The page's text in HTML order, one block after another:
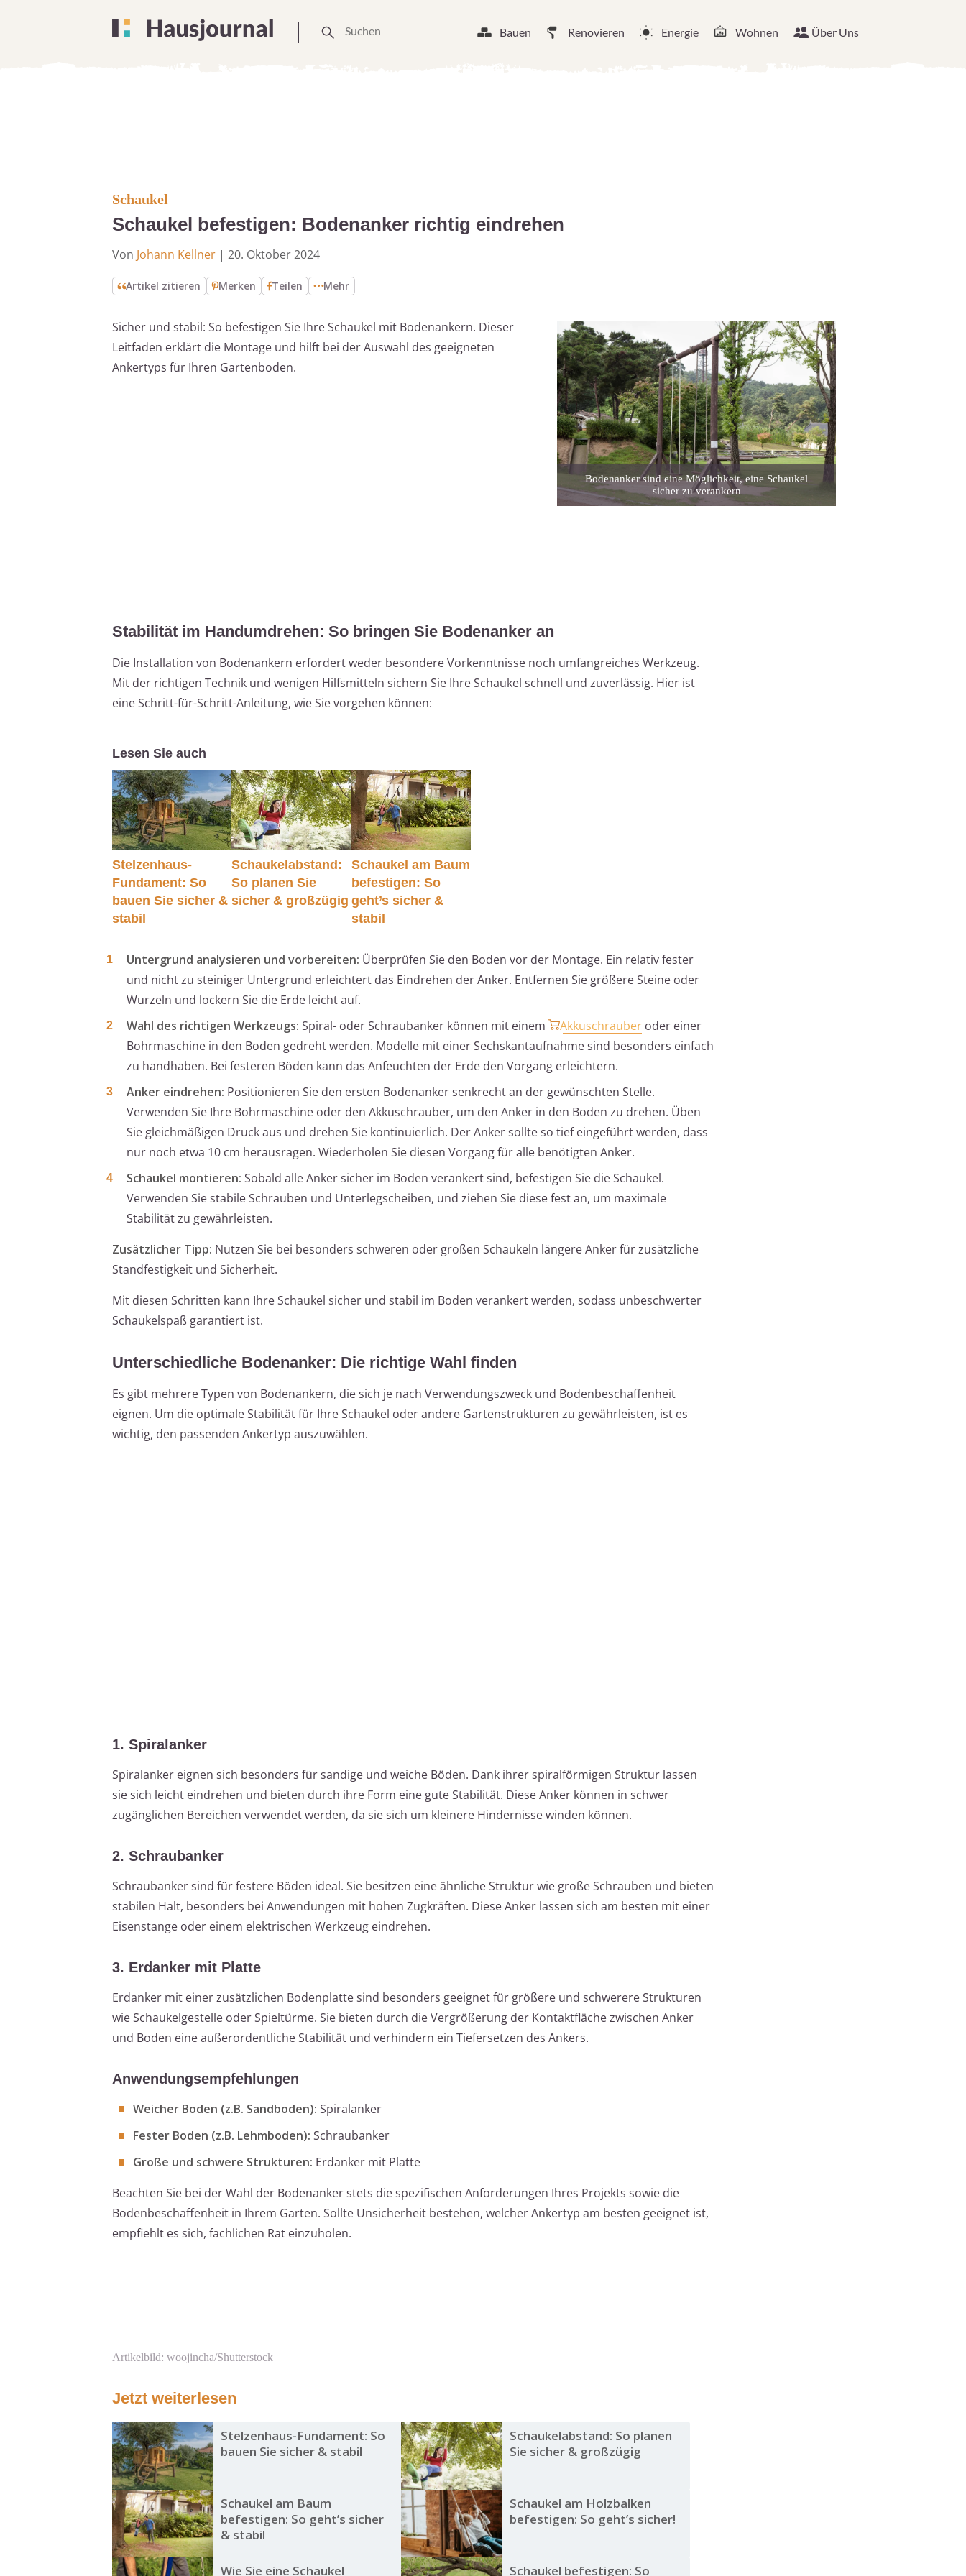
Bauen Renovieren Energie Wohnen Über Uns
Schaukel
Schaukel befestigen: Bodenanker richtig eindrehen
Von Johann Kellner | 20. Oktober 2024
Artikel zitieren Merken Teilen Mehr
Sicher und stabil: So befestigen Sie Ihre Schaukel mit Bodenankern. Dieser
Leitfaden erklärt die Montage und hilft bei der Auswahl des geeigneten
Ankertyps für Ihren Gartenboden.
Bodenanker sind eine Möglichkeit, eine Schaukel
sicher zu verankern
Stabilität im Handumdrehen: So bringen Sie Bodenanker an
Die Installation von Bodenankern erfordert weder besondere Vorkenntnisse noch umfangreiches Werkzeug.
Mit der richtigen Technik und wenigen Hilfsmitteln sichern Sie Ihre Schaukel schnell und zuverlässig. Hier ist
eine Schritt-für-Schritt-Anleitung, wie Sie vorgehen können:
Lesen Sie auch
Stelzenhaus-
Fundament: So
bauen Sie sicher &
stabil
Schaukelabstand:
So planen Sie
sicher & großzügig
Schaukel am Baum
befestigen: So
geht’s sicher &
stabil
Untergrund analysieren und vorbereiten: Überprüfen Sie den Boden vor der Montage. Ein relativ fester
und nicht zu steiniger Untergrund erleichtert das Eindrehen der Anker. Entfernen Sie größere Steine oder
Wurzeln und lockern Sie die Erde leicht auf.
Wahl des richtigen Werkzeugs: Spiral- oder Schraubanker können mit einem Akkuschrauber oder einer
Bohrmaschine in den Boden gedreht werden. Modelle mit einer Sechskantaufnahme sind besonders einfach
zu handhaben. Bei festeren Böden kann das Anfeuchten der Erde den Vorgang erleichtern.
Anker eindrehen: Positionieren Sie den ersten Bodenanker senkrecht an der gewünschten Stelle.
Verwenden Sie Ihre Bohrmaschine oder den Akkuschrauber, um den Anker in den Boden zu drehen. Üben
Sie gleichmäßigen Druck aus und drehen Sie kontinuierlich. Der Anker sollte so tief eingeführt werden, dass
nur noch etwa 10 cm herausragen. Wiederholen Sie diesen Vorgang für alle benötigten Anker.
Schaukel montieren: Sobald alle Anker sicher im Boden verankert sind, befestigen Sie die Schaukel.
Verwenden Sie stabile Schrauben und Unterlegscheiben, und ziehen Sie diese fest an, um maximale
Stabilität zu gewährleisten.
Zusätzlicher Tipp: Nutzen Sie bei besonders schweren oder großen Schaukeln längere Anker für zusätzliche
Standfestigkeit und Sicherheit.
Mit diesen Schritten kann Ihre Schaukel sicher und stabil im Boden verankert werden, sodass unbeschwerter
Schaukelspaß garantiert ist.
Unterschiedliche Bodenanker: Die richtige Wahl finden
Es gibt mehrere Typen von Bodenankern, die sich je nach Verwendungszweck und Bodenbeschaffenheit
eignen. Um die optimale Stabilität für Ihre Schaukel oder andere Gartenstrukturen zu gewährleisten, ist es
wichtig, den passenden Ankertyp auszuwählen.
1. Spiralanker
Spiralanker eignen sich besonders für sandige und weiche Böden. Dank ihrer spiralförmigen Struktur lassen
sie sich leicht eindrehen und bieten durch ihre Form eine gute Stabilität. Diese Anker können in schwer
zugänglichen Bereichen verwendet werden, da sie sich um kleinere Hindernisse winden können.
2. Schraubanker
Schraubanker sind für festere Böden ideal. Sie besitzen eine ähnliche Struktur wie große Schrauben und bieten
stabilen Halt, besonders bei Anwendungen mit hohen Zugkräften. Diese Anker lassen sich am besten mit einer
Eisenstange oder einem elektrischen Werkzeug eindrehen.
3. Erdanker mit Platte
Erdanker mit einer zusätzlichen Bodenplatte sind besonders geeignet für größere und schwerere Strukturen
wie Schaukelgestelle oder Spieltürme. Sie bieten durch die Vergrößerung der Kontaktfläche zwischen Anker
und Boden eine außerordentliche Stabilität und verhindern ein Tiefersetzen des Ankers.
Anwendungsempfehlungen
Weicher Boden (z.B. Sandboden): Spiralanker
Fester Boden (z.B. Lehmboden): Schraubanker
Große und schwere Strukturen: Erdanker mit Platte
Beachten Sie bei der Wahl der Bodenanker stets die spezifischen Anforderungen Ihres Projekts sowie die
Bodenbeschaffenheit in Ihrem Garten. Sollte Unsicherheit bestehen, welcher Ankertyp am besten geeignet ist,
empfiehlt es sich, fachlichen Rat einzuholen.
Artikelbild: woojincha/Shutterstock
Jetzt weiterlesen
Stelzenhaus-Fundament: So
bauen Sie sicher & stabil
Schaukelabstand: So planen
Sie sicher & großzügig
Schaukel am Baum
befestigen: So geht’s sicher
& stabil
Schaukel am Holzbalken
befestigen: So geht’s sicher!
Wie Sie eine Schaukel Schaukel befestigen: So